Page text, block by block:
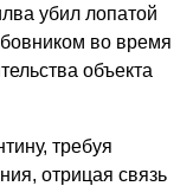
убил лопатой
во время
объекта
требуя
отрицая связь